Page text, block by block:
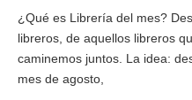
¿Qué es Librería del mes?
libreros, de aquellos libreros
caminemos juntos. La idea:
mes de agosto,